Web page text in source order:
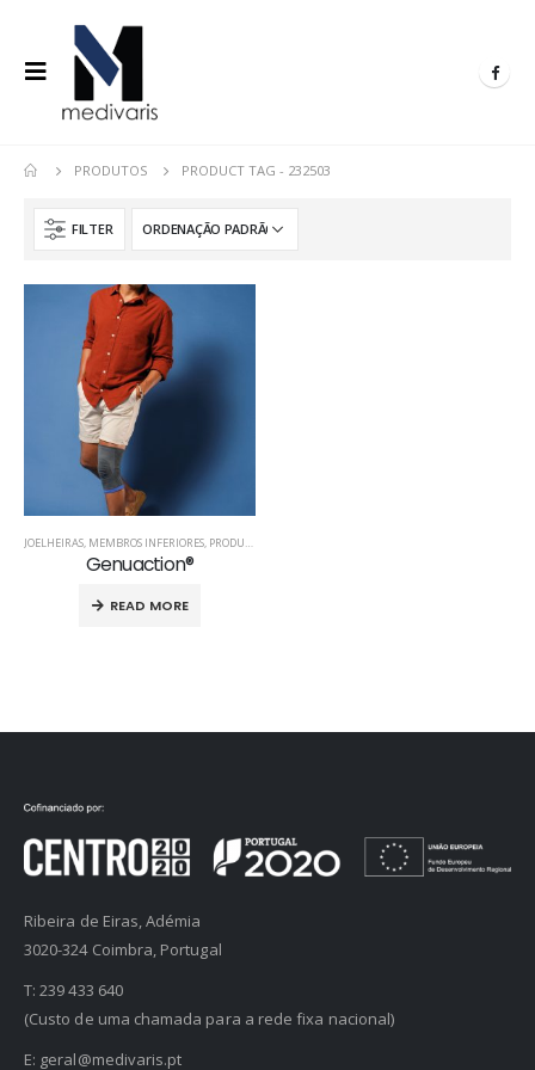
PRODUTOS PRODUCT TAG - 232503
FILTER
JOELHEIRAS, MEMBROS INFERIORES, PRODUTOS ORTOPÉDICOS
Genuaction®
READ MORE
Ribeira de Eiras, Adémia
3020-324 Coimbra, Portugal
T:239 433 640
(Custo de uma chamada para a rede fixa nacional)
E: geral@medivaris.pt